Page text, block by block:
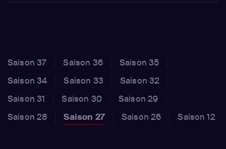
Saison 37 Saison 36
Saison 35
Saison 34
Saison 33
Saison 32
Saison 31
Saison 30
Saison 29
Saison 28
Saison 27 Saison 26 Saison 12